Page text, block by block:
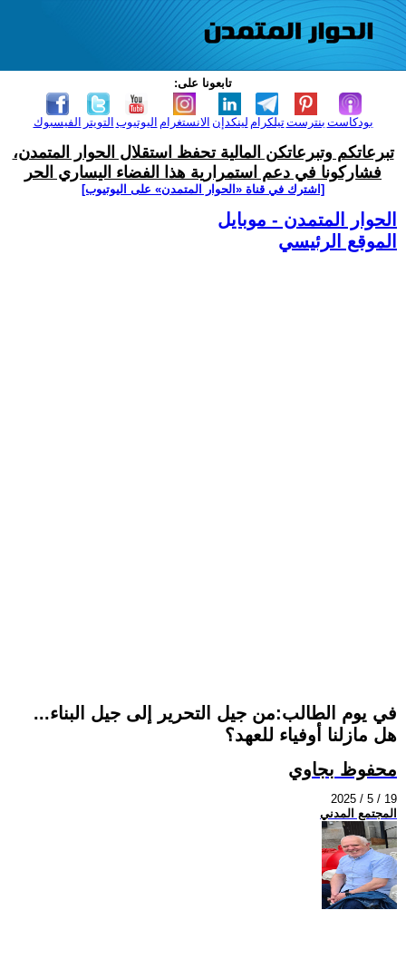
تابعونا على:
الفيسبوك التويتر اليوتيوب الانستغرام لينكدإن تيلكرامبنترست بودكاست
تبرعاتكم وتبرعاتكن المالية تحفظ استقلال الحوار المتمدن،
فشاركونا في دعم استمرارية هذا الفضاء اليساري الحر
[اشترك في قناة ‫«الحوار المتمدن» على اليوتيوب]
الحوار المتمدن - موبايل
الموقع الرئيسي
في يوم الطالب:من جيل التحرير إلى جيل البناء...
هل مازلنا أوفياء للعهد؟
محفوظ بجاوي
2025 / 5 / 19
المجتمع المدني